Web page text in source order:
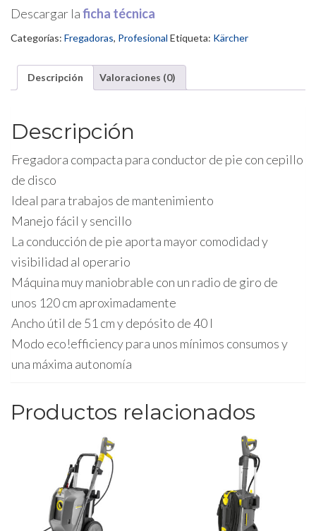
Descargar laficha técnica
Categorías: Fregadoras, Profesional Etiqueta: Kärcher
Descripción Valoraciones (0)
Descripción
Fregadora compacta para conductor de pie con cepillo
de disco
Ideal para trabajos de mantenimiento
Manejo fácil y sencillo
La conducción de pie aporta mayor comodidad y
visibilidad al operario
Máquina muy maniobrable con un radio de giro de
unos 120 cm aproximadamente
Ancho útil de 51 cm y depósito de 40 l
Modo eco!efficiency para unos mínimos consumos y
una máxima autonomía
Productos relacionados